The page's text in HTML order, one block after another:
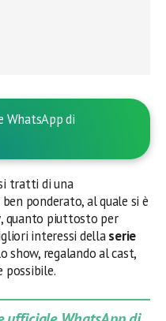
WhatsApp di
tratti di una
ponderato, al quale si è
, quanto piuttosto per
interessi dellaserie
show, regalando al cast,
possibile.